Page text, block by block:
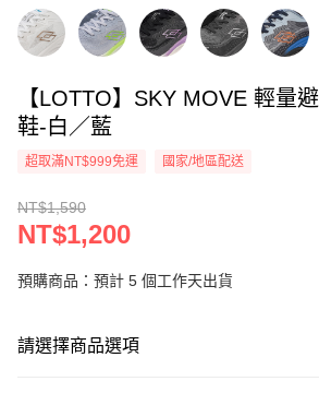
【LOTTO】SKY MOVE 輕量
鞋-白／藍
超取滿NT$999免運 國家/地區配送
NT$1,590
NT$1,200
預購商品：預計 5 個工作天出貨
請選擇商品選項